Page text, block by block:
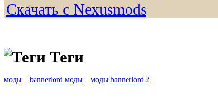
Скачать с Nexusmods
Теги
моды bannerlord моды моды bannerlord 2